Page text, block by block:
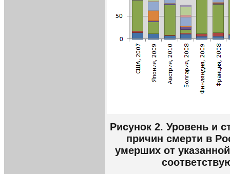
Рисунок 2. Уровень и
причин смерти в
умерших от